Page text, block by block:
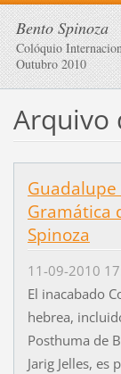
Bento Spinoza
Colóquio
Outubro 2010
Arquivo
Guadalupe
Gramática
Spinoza
11-09-2010
El inacabado
hebrea,
Posthuma de
Jarig Jelles,